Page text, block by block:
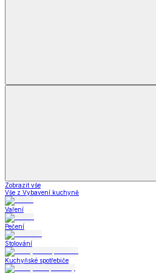
Zobrazit vše
Vše z Vybavení kuchyně
Vaření
Pečení
Stolování
Kuchyňské spotřebiče